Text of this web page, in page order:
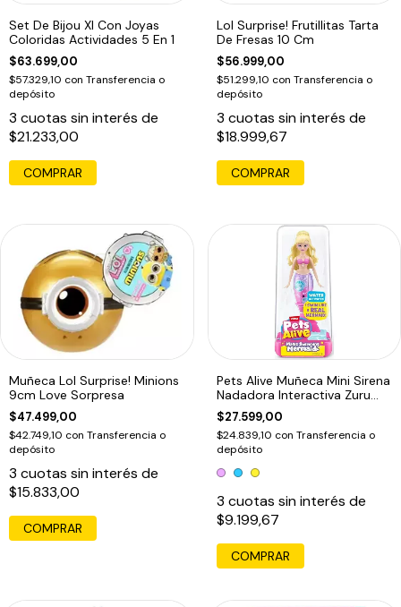
Set De Bijou Xl Con Joyas
Coloridas Actividades 5 En 1
$63.699,00
$57.329,10 con Transferencia o
depósito
3 cuotas sin interés de
$21.233,00
Lol Surprise! Frutillitas Tarta
De Fresas 10 Cm
$56.999,00
$51.299,10 con Transferencia o
depósito
3 cuotas sin interés de
$18.999,67
Muñeca Lol Surprise! Minions
9cm Love Sorpresa
$47.499,00
$42.749,10 con Transferencia o
depósito
3 cuotas sin interés de
$15.833,00
Pets Alive Muñeca Mini Sirena
Nadadora Interactiva Zuru
Rosa
$27.599,00
$24.839,10 con Transferencia o
depósito
3 cuotas sin interés de
$9.199,67
COMPRAR